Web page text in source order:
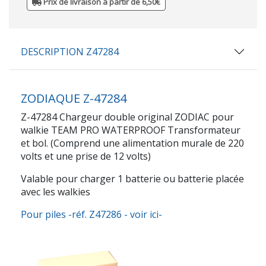
DESCRIPTION Z47284
ZODIAQUE Z-47284
Z-47284 Chargeur double original ZODIAC pour
walkie TEAM PRO WATERPROOF Transformateur
et bol. (Comprend une alimentation murale de 220
volts et une prise de 12 volts)
Valable pour charger 1 batterie ou batterie placée
avec les walkies
Pour piles -réf. Z47286 - voir ici-